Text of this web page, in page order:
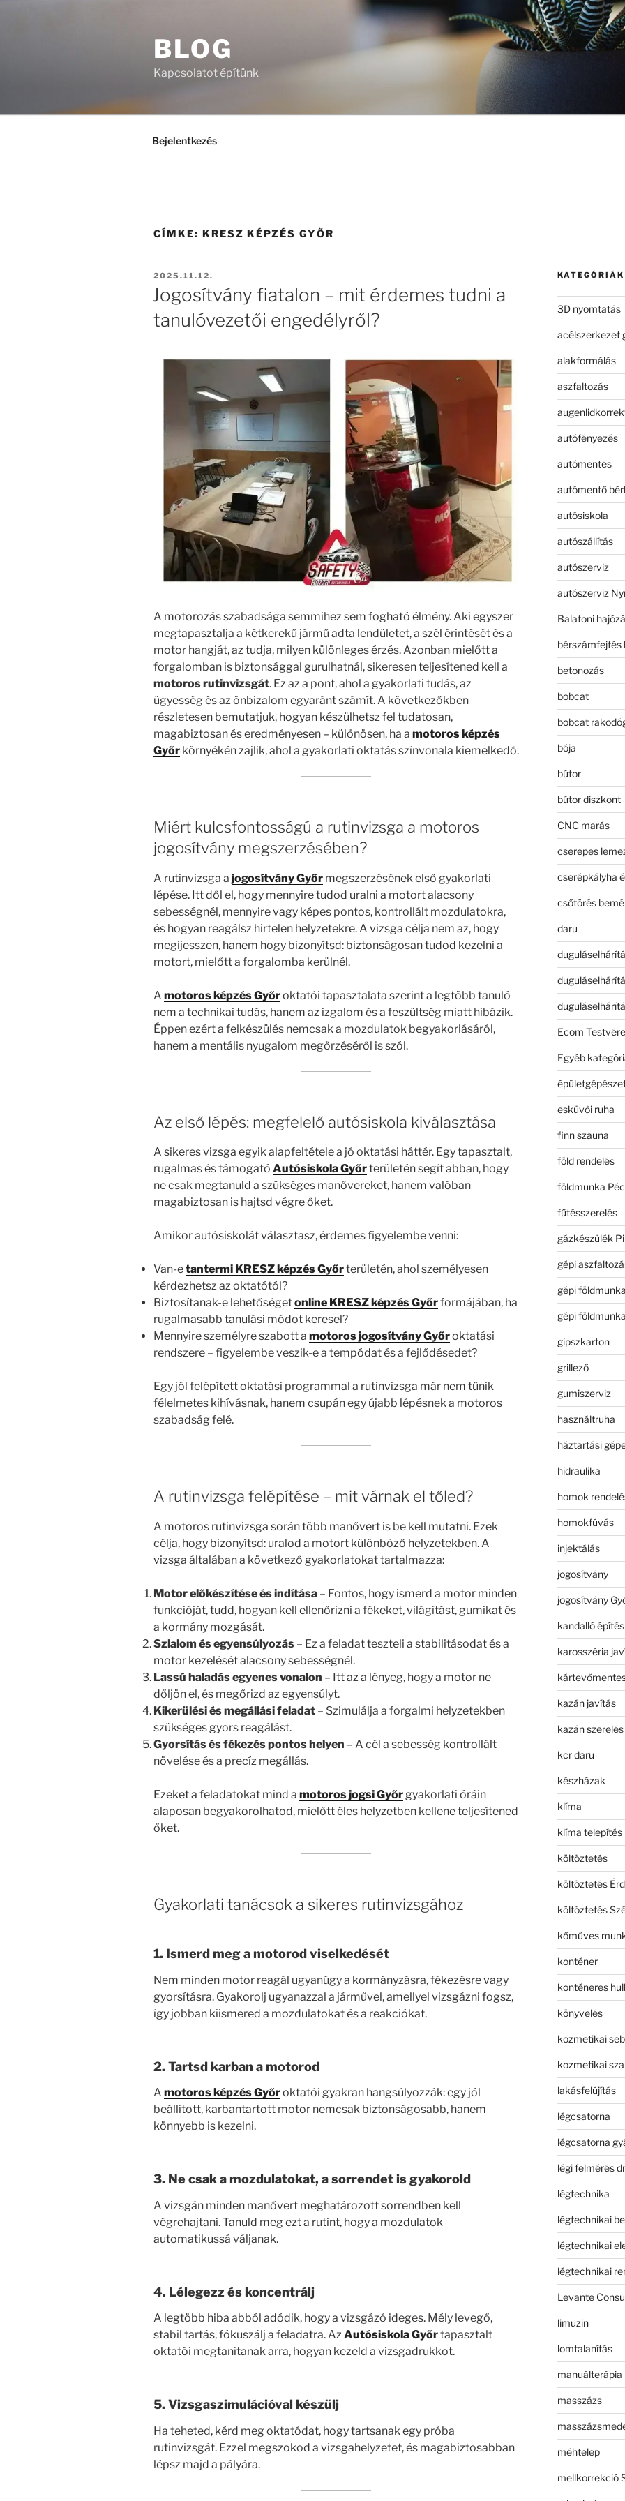
BLOG
Kapcsolatot építünk
Bejelentkezés
CÍMKE: KRESZ KÉPZÉS GYŐR
BEKÜLDVE:
2025.11.12.
Jogosítvány fiatalon – mit érdemes tudni a
tanulóvezetői engedélyről?
A motorozás szabadsága semmihez sem fogható élmény. Aki egyszer
megtapasztalja a kétkerekű jármű adta lendületet, a szél érintését és a
motor hangját, az tudja, milyen különleges érzés. Azonban mielőtt a
forgalomban is biztonsággal gurulhatnál, sikeresen teljesítened kell a
motoros rutinvizsgát. Ez az a pont, ahol a gyakorlati tudás, az
ügyesség és az önbizalom egyaránt számít. A következőkben
részletesen bemutatjuk, hogyan készülhetsz fel tudatosan,
magabiztosan és eredményesen – különösen, ha a motoros képzés
Győr környékén zajlik, ahol a gyakorlati oktatás színvonala kiemelkedő.
Miért kulcsfontosságú a rutinvizsga a motoros
jogosítvány megszerzésében?
A rutinvizsga a jogosítvány Győr megszerzésének első gyakorlati
lépése. Itt dől el, hogy mennyire tudod uralni a motort alacsony
sebességnél, mennyire vagy képes pontos, kontrollált mozdulatokra,
és hogyan reagálsz hirtelen helyzetekre. A vizsga célja nem az, hogy
megijesszen, hanem hogy bizonyítsd: biztonságosan tudod kezelni a
motort, mielőtt a forgalomba kerülnél.
A motoros képzés Győroktatói tapasztalata szerint a legtöbb tanuló
nem a technikai tudás, hanem az izgalom és a feszültség miatt hibázik.
Éppen ezért a felkészülés nemcsak a mozdulatok begyakorlásáról,
hanem a mentális nyugalom megőrzéséről is szól.
Az első lépés: megfelelő autósiskola kiválasztása
A sikeres vizsga egyik alapfeltétele a jó oktatási háttér. Egy tapasztalt,
rugalmas és támogató Autósiskola Győrterületén segít abban, hogy
ne csak megtanuld a szükséges manővereket, hanem valóban
magabiztosan is hajtsd végre őket.
Amikor autósiskolát választasz, érdemes figyelembe venni:
Van-etantermi KRESZ képzés Győrterületén, ahol személyesen
kérdezhetsz az oktatótól?
Biztosítanak-e lehetőségetonline KRESZ képzés Győrformájában, ha
rugalmasabb tanulási módot keresel?
Mennyire személyre szabott a motoros jogosítvány Győroktatási
rendszere – figyelembe veszik-e a tempódat és a fejlődésedet?
Egy jól felépített oktatási programmal a rutinvizsga már nem tűnik
félelmetes kihívásnak, hanem csupán egy újabb lépésnek a motoros
szabadság felé.
A rutinvizsga felépítése – mit várnak el tőled?
A motoros rutinvizsga során több manővert is be kell mutatni. Ezek
célja, hogy bizonyítsd: uralod a motort különböző helyzetekben. A
vizsga általában a következő gyakorlatokat tartalmazza:
Motor előkészítése és indítása – Fontos, hogy ismerd a motor minden
funkcióját, tudd, hogyan kell ellenőrizni a fékeket, világítást, gumikat és
a kormány mozgását.
Szlalom és egyensúlyozás – Ez a feladat teszteli a stabilitásodat és a
motor kezelését alacsony sebességnél.
Lassú haladás egyenes vonalon – Itt az a lényeg, hogy a motor ne
dőljön el, és megőrizd az egyensúlyt.
Kikerülési és megállási feladat – Szimulálja a forgalmi helyzetekben
szükséges gyors reagálást.
Gyorsítás és fékezés pontos helyen – A cél a sebesség kontrollált
növelése és a precíz megállás.
Ezeket a feladatokat mind a motoros jogsi Győr gyakorlati óráin
alaposan begyakorolhatod, mielőtt éles helyzetben kellene teljesítened
őket.
Gyakorlati tanácsok a sikeres rutinvizsgához
1. Ismerd meg a motorod viselkedését
Nem minden motor reagál ugyanúgy a kormányzásra, fékezésre vagy
gyorsításra. Gyakorolj ugyanazzal a járművel, amellyel vizsgázni fogsz,
így jobban kiismered a mozdulatokat és a reakciókat.
2. Tartsd karban a motorod
A motoros képzés Győroktatói gyakran hangsúlyozzák: egy jól
beállított, karbantartott motor nemcsak biztonságosabb, hanem
könnyebb is kezelni.
3. Ne csak a mozdulatokat, a sorrendet is gyakorold
A vizsgán minden manővert meghatározott sorrendben kell
végrehajtani. Tanuld meg ezt a rutint, hogy a mozdulatok
automatikussá váljanak.
4. Lélegezz és koncentrálj
A legtöbb hiba abból adódik, hogy a vizsgázó ideges. Mély levegő,
stabil tartás, fókuszálj a feladatra. AzAutósiskola Győrtapasztalt
oktatói megtanítanak arra, hogyan kezeld a vizsgadrukkot.
5. Vizsgaszimulációval készülj
Ha teheted, kérd meg oktatódat, hogy tartsanak egy próba
rutinvizsgát. Ezzel megszokod a vizsgahelyzetet, és magabiztosabban
lépsz majd a pályára.
KATEGÓRIÁK
3D nyomtatás
acélszerkezet
alakformálás
aszfaltozás
autófényezés
autómentés
autómentő
autósiskola
autószállítás
autószerviz
autószerviz
Balatoni
bérszámfejtés
betonozás
bobcat
bobcat
bója
bútor
bútor diszkont
CNC marás
cserepes
cserépkályha
csőtörés
daru
Ecom
Egyéb
esküvői ruha
finn szauna
föld rendelés
földmunka
fűtésszerelés
gázkészülék
gépi
gépi földmunka
gépi
gipszkarton
grillező
gumiszerviz
használtruha
háztartási
hidraulika
homok
homokfúvás
injektálás
jogosítvány
jogosítvány
kandalló építés
karosszéria
kazán javítás
kazán szerelés
kcr daru
készházak
klíma
klíma telepítés
költöztetés
költöztetés Érd
költöztetés
kőműves
konténer
konténeres
könyvelés
kozmetikai
kozmetikai
lakásfelújítás
légcsatorna
légcsatorna
légi felmérés
légtechnika
légtechnikai
légtechnikai
légtechnikai
Levante
limuzin
lomtalanítás
manuálterápia
masszázs
méhtelep
mellkorrekció